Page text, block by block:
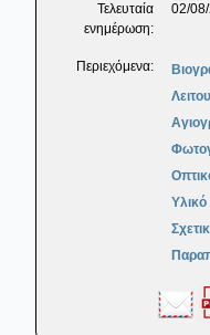
Τελευταία
ενημέρωση:
02/
Περιεχόμενα:
Υλικό